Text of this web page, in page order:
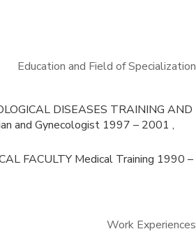
Education and Field of Specialization
DISEASES TRAINING AND
and Gynecologist 1997 – 2001 ,
FACULTY Medical Training 1990 –
Work Experiences